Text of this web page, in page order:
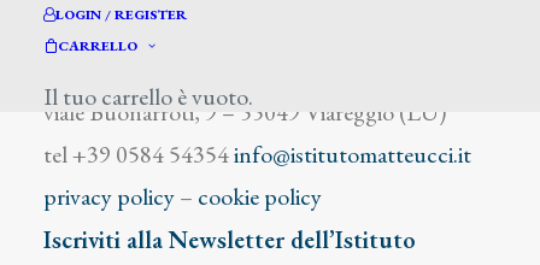
LOGIN / REGISTER
CARRELLO
Il tuo carrello è vuoto.
viale Buonarroti, 9 – 55049 Viareggio (LU)
tel +39 0584 54354info@istitutomatteucci.it
privacy policy– cookie policy
Iscriviti alla Newsletter dell’Istituto